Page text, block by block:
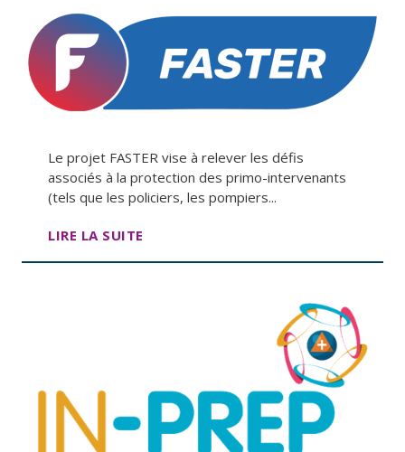
Le projet FASTER vise à relever les défis
associés à la protection des primo-intervenants
(tels que les policiers, les pompiers...
LIRE LA SUITE